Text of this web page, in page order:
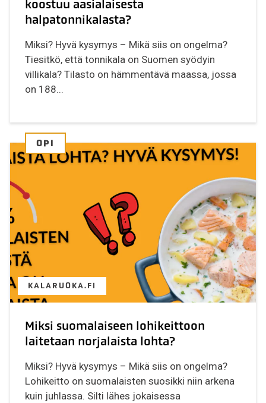
koostuu aasialaisesta
halpatonnikalasta?
Miksi? Hyvä kysymys – Mikä siis on ongelma?
Tiesitkö, että tonnikala on Suomen syödyin
villikala? Tilasto on hämmentävä maassa, jossa
on 188...
OPI
KALARUOKA.FI
Miksi suomalaiseen lohikeittoon
laitetaan norjalaista lohta?
Miksi? Hyvä kysymys – Mikä siis on ongelma?
Lohikeitto on suomalaisten suosikki niin arkena
kuin juhlassa. Silti lähes jokaisessa